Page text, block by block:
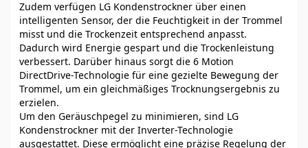
Zudem verfügen LG Kondenstrockner über einen
intelligenten Sensor, der die Feuchtigkeit in der Trommel
misst und die Trockenzeit entsprechend anpasst.
Dadurch wird Energie gespart und die Trockenleistung
verbessert. Darüber hinaus sorgt die 6 Motion
DirectDrive-Technologie für eine gezielte Bewegung der
Trommel, um ein gleichmäßiges Trocknungsergebnis zu
erzielen.
Um den Geräuschpegel zu minimieren, sind LG
Kondenstrockner mit der Inverter-Technologie
ausgestattet. Diese ermöglicht eine präzise Regelung der